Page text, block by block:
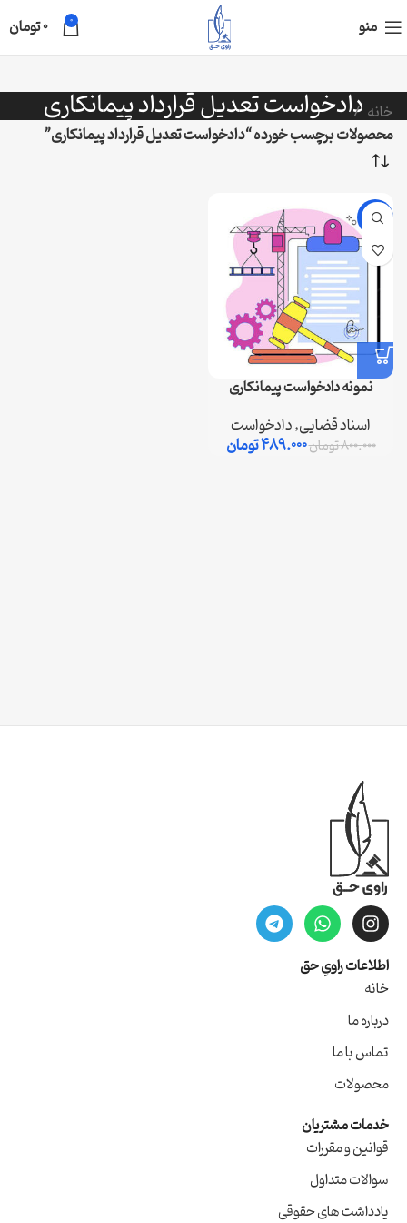
منو 0
0تومان
دادخواست تعدیل قرارداد پیمانکاری خانه
محصولات برچسب خورده “دادخواست تعدیل قرارداد پیمانکاری”
-39%
نمونه دادخواست پیمانکاری
اسناد قضایی,دادخواست
800.000تومان489.000تومان
اطلاعات راویِ حق
خانه
درباره ما
تماس با ما
محصولات
خدمات مشتریان
قوانین و مقررات
سوالات متداول
یادداشت های حقوقی